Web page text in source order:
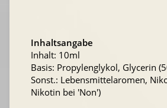
Inhaltsangabe
Inhalt: 10ml
Basis: Propylenglykol, Glycerin
Sonst.: Lebensmittelaromen,
Nikotin bei 'Non')